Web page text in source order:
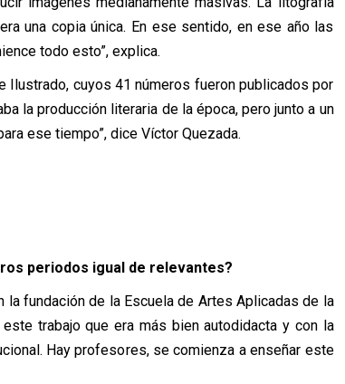
una copia única. En ese sentido, en ese año las
todo esto”, explica.
cuyos 41 números fueron publicados por
la producción literaria de la época, pero junto a un
ese tiempo”, dice Víctor Quezada.
periodos igual de relevantes?
la fundación de la Escuela de Artes Aplicadas de la
trabajo que era más bien autodidacta y con la
Hay profesores, se comienza a enseñar este